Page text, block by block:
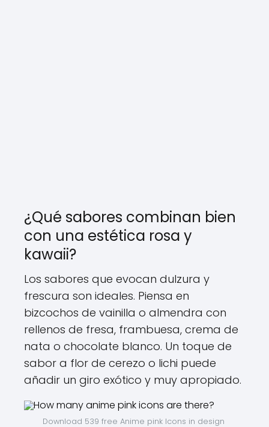
¿Qué sabores combinan bien
con una estética rosa y
kawaii?
Los sabores que evocan dulzura y
frescura son ideales. Piensa en
bizcochos de vainilla o almendra con
rellenos de fresa, frambuesa, crema de
nata o chocolate blanco. Un toque de
sabor a flor de cerezo o lichi puede
añadir un giro exótico y muy apropiado.
Download 539 free Anime pink Icons in design